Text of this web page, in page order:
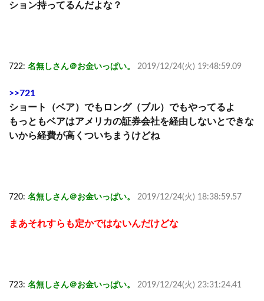
ション持ってるんだよな？
722: 名無しさん＠お金いっぱい。 2019/12/24(火) 19:48:59.09
>>721
ショート（ベア）でもロング（ブル）でもやってるよ
もっともベアはアメリカの証券会社を経由しないとできな
いから経費が高くついちまうけどね
720: 名無しさん＠お金いっぱい。 2019/12/24(火) 18:38:59.57
まあそれすらも定かではないんだけどな
723: 名無しさん＠お金いっぱい。 2019/12/24(火) 23:31:24.41